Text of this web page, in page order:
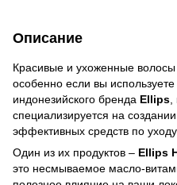
Описание
Красивые и ухоженные
особенно если вы
индонезийского бренда Ellips
специализируется на
эффективных средств по
Один из их продуктов – Ellips
это несмываемое масло-